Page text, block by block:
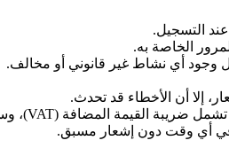
التسجيل.
الخاصة به.
وجود أي نشاط غير قانوني أو مخالف.
إلا أن الأخطاء قد تحدث.
في أي وقت دون إشعار مسبق.